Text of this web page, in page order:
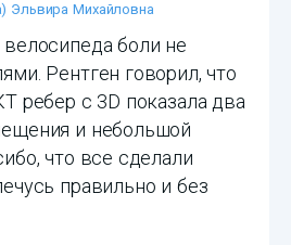
Эльвира Михайловна
боли не
Рентген говорил, что
ребер с 3D показала два
и небольшой
что все сделали
правильно и без